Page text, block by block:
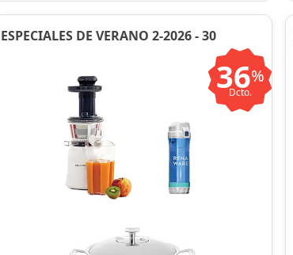
ESPECIALES DE VERANO 2-2026 - 30
36%
Dcto.